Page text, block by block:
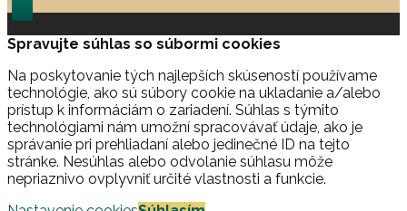
Spravujte súhlas so súbormi cookies
Na poskytovanie tých najlepších skúseností používame
technológie, ako sú súbory cookie na ukladanie a/alebo
prístup k informáciám o zariadení. Súhlas s týmito
technológiami nám umožní spracovávať údaje, ako je
správanie pri prehliadaní alebo jedinečné ID na tejto
stránke. Nesúhlas alebo odvolanie súhlasu môže
nepriaznivo ovplyvniť určité vlastnosti a funkcie.